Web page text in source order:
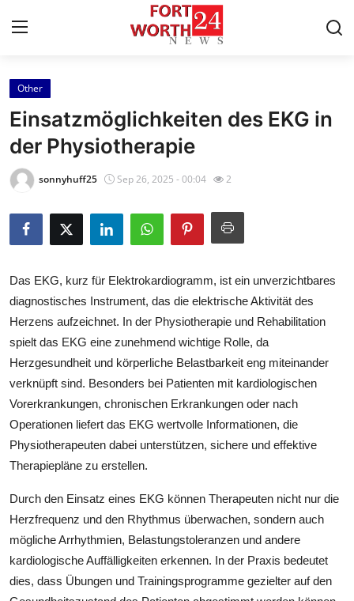
Home
Press Release
Contact
Privacy Policy
News Network
Health
Submit Press Release
Guest Posting
Crypto
Business
Finance
Other
Einsatzmöglichkeiten des EKG in
der Physiotherapie
sonnyhuff25 Sep 26, 2025 - 00:04 2
Das EKG, kurz für Elektrokardiogramm, ist ein unverzichtbares
diagnostisches Instrument, das die elektrische Aktivität des
Herzens aufzeichnet. In der Physiotherapie und Rehabilitation
spielt das EKG eine zunehmend wichtige Rolle, da
Herzgesundheit und körperliche Belastbarkeit eng miteinander
verknüpft sind. Besonders bei Patienten mit kardiologischen
Vorerkrankungen, chronischen Erkrankungen oder nach
Operationen liefert das EKG wertvolle Informationen, die
Physiotherapeuten dabei unterstützen, sichere und effektive
Therapiepläne zu erstellen.
Durch den Einsatz eines EKG können Therapeuten nicht nur die
Herzfrequenz und den Rhythmus überwachen, sondern auch
mögliche Arrhythmien, Belastungstoleranzen und andere
kardiologische Auffälligkeiten erkennen. In der Praxis bedeutet
dies, dass Übungen und Trainingsprogramme gezielter auf den